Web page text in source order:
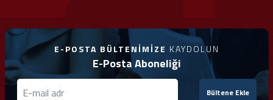
E-POSTA BÜLTENIMIZE KAYDOLUN
E-Posta Aboneliği
Bültene Ekle